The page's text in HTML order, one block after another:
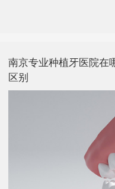
南京专业种植牙医院在
区别